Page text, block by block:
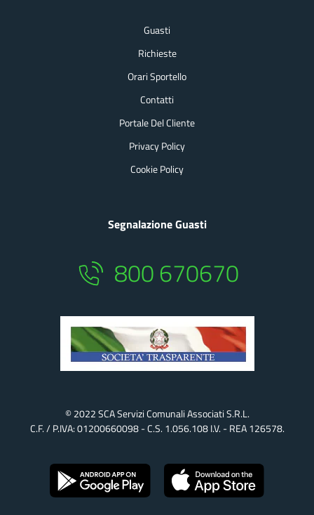
Guasti
Richieste
Orari Sportello
Contatti
Portale Del Cliente
Privacy Policy
Cookie Policy
Segnalazione Guasti
800 670670
© 2022 SCA Servizi Comunali Associati S.r.l.
C.F. / P.IVA: 01200660098 - C.S. 1.056.108 I.v. - REA 126578.